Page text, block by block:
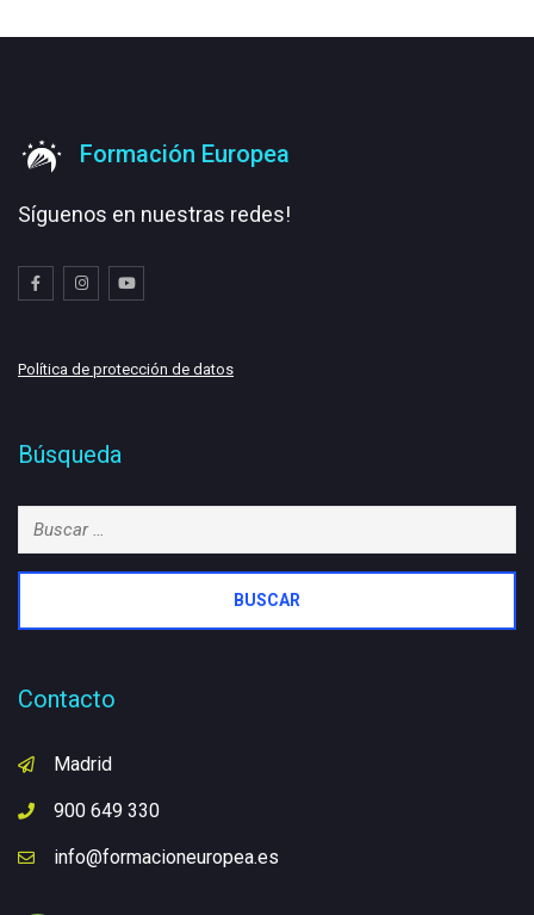
Formación Europea
Síguenos en nuestras redes!
Política de protección de datos
Búsqueda
Buscar:
Contacto
Madrid
900 649 330
info@formacioneuropea.es